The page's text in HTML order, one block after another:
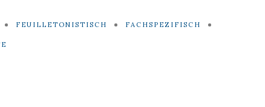
FEUILLETONISTISCH FACHSPEZIFISCH